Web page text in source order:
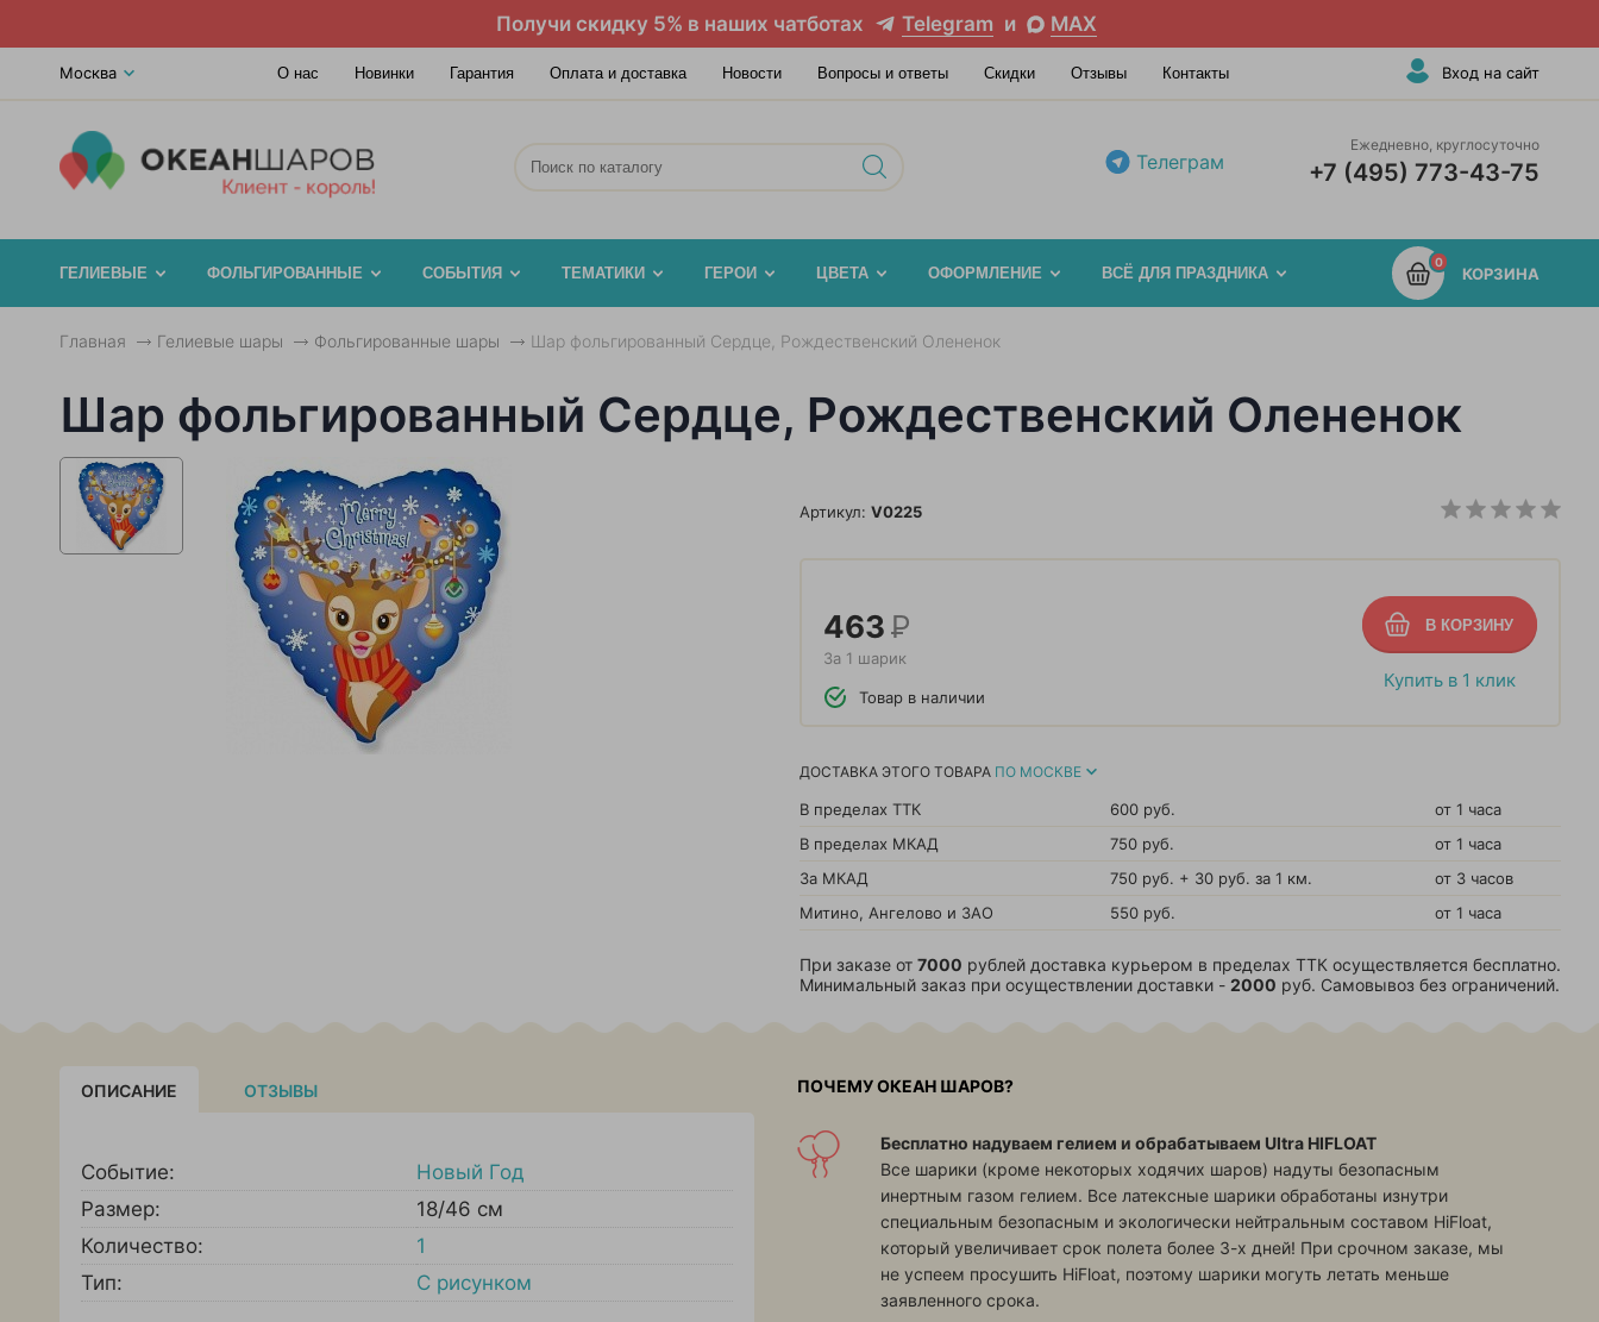
Получи скидку 5% в наших чатботах Telegram и MAX
Москва О нас Новинки Гарантия Оплата и доставка Новости Вопросы и ответы Скидки Отзывы Контакты Вход на сайт
Телеграм
Ежедневно, круглосуточно
+7 (495) 773-43-75
0
КОРЗИНА
ГЕЛИЕВЫЕ ФОЛЬГИРОВАННЫЕ СОБЫТИЯ ТЕМАТИКИ ГЕРОИ ЦВЕТА ОФОРМЛЕНИЕ ВСЁ ДЛЯ ПРАЗДНИКА
Главная Гелиевые шары Фольгированные шары Шар фольгированный Сердце, Рождественский Олененок
Шар фольгированный Сердце, Рождественский Олененок
Артикул: V0225
Купить в 1 клик
463Р
За 1 шарик
Товар в наличии
ДОСТАВКА ЭТОГО ТОВАРА ПО МОСКВЕ
В пределах ТТК 600 руб.
от 1 часа
В пределах МКАД
750 руб.
от 1 часа
За МКАД
750 руб. + 30 руб. за 1 км.
от 3 часов
Митино, Ангелово и ЗАО
550 руб. от 1 часа
При заказе от 7000 рублей доставка курьером в пределах ТТК осуществляется бесплатно.
Минимальный заказ при осуществлении доставки - 2000 руб. Самовывоз без ограничений.
ОПИСАНИЕ ОТЗЫВЫ
Событие:
Новый Год
Размер:
18/46 см
Количество:
1
Тип:
С рисунком
ПОЧЕМУ ОКЕАН ШАРОВ?
Бесплатно надуваем гелием и обрабатываем Ultra HIFLOAT
Все шарики (кроме некоторых ходячих шаров) надуты безопасным
инертным газом гелием. Все латексные шарики обработаны изнутри
специальным безопасным и экологически нейтральным составом HiFloat,
который увеличивает срок полета более 3-х дней! При срочном заказе, мы
не успеем просушить HiFloat, поэтому шарики могуть летать меньше
заявленного срока.